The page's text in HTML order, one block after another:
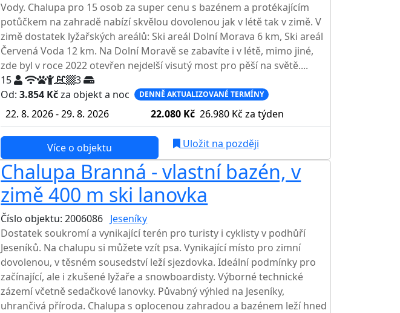
Vody. Chalupa pro 15 osob za super cenu s bazénem a protékajícím
potůčkem na zahradě nabízí skvělou dovolenou jak v létě tak v zimě. V
zimě dostatek lyžařských areálů: Ski areál Dolní Morava 6 km, Ski areál
Červená Voda 12 km. Na Dolní Moravě se zabavíte i v létě, mimo jiné,
zde byl v roce 2022 otevřen nejdelší visutý most pro pěší na světě....
15
3
Od:3.854 Kčza objekt a noc DENNĚ AKTUALIZOVANÉ TERMÍNY
22. 8. 2026 - 29. 8. 2026 22.080 Kč 26.980 Kč za týden
Více o objektu Uložit na později
Chalupa Branná - vlastní bazén, v
zimě 400 m ski lanovka
Číslo objektu: 2006086 Jeseníky
Dostatek soukromí a vynikající terén pro turisty i cyklisty v podhůří
Jeseníků. Na chalupu si můžete vzít psa. Vynikající místo pro zimní
dovolenou, v těsném sousedství leží sjezdovka. Ideální podmínky pro
začínající, ale i zkušené lyžaře a snowboardisty. Výborné technické
zázemí včetně sedačkové lanovky. Půvabný výhled na Jeseníky,
uhrančivá příroda. Chalupa s oplocenou zahradou a bazénem leží hned